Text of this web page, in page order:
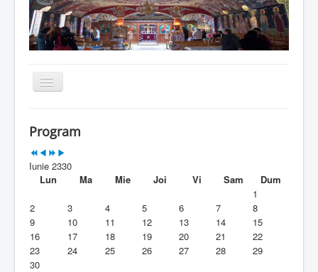
Duhovnicesti
Alte legaturi
Biblioteca Parohiei
Program
Iunie 2330
Lun
Ma Mie Joi Vi Sam
Dum
1
2
3 4 5 6 7
8
9
10 11 12 13 14
15
16
17 18 19 20 21
22
23
24 25 26 27 28
29
30